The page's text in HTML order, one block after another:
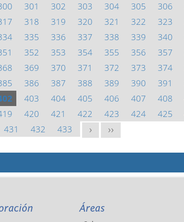
301 302 303 304 305 306
318 319 320 321 322 323
335 336 337 338 339 340
352 353 354 355 356 357
369 370 371 372 373 374
386 387 388 389 390 391
403 404 405 406 407 408
420 421 422 423 424 425
431
432 433 > >>
Áreas